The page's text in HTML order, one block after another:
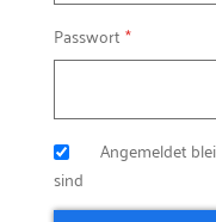
Passwort
Angemeldet
sind